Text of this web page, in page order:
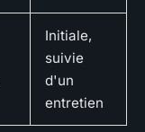
Initiale,
suivie
d'un
entretien